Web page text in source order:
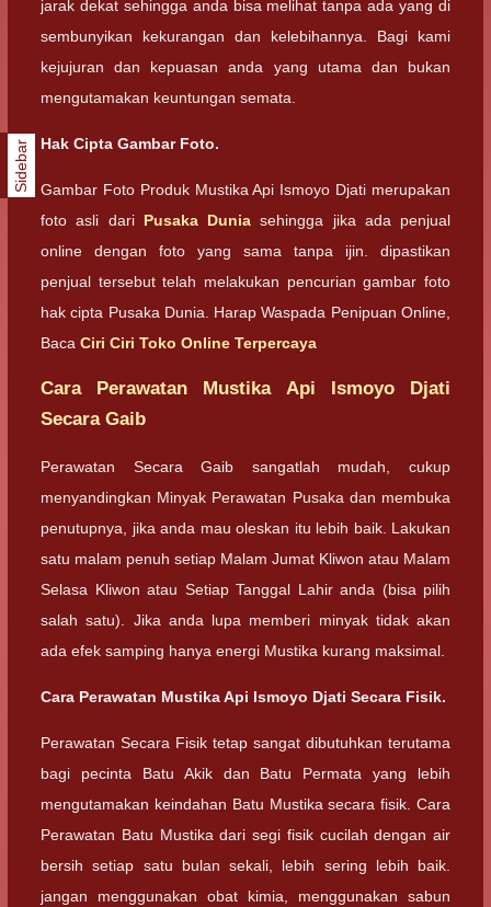
jarak dekat sehingga anda bisa melihat tanpa ada yang di
sembunyikan kekurangan dan kelebihannya. Bagi kami
kejujuran dan kepuasan anda yang utama dan bukan
mengutamakan keuntungan semata.
Hak Cipta Gambar Foto.
Gambar Foto Produk Mustika Api Ismoyo Djati merupakan
foto asli dari Pusaka Dunia sehingga jika ada penjual
online dengan foto yang sama tanpa ijin. dipastikan
penjual tersebut telah melakukan pencurian gambar foto
hak cipta Pusaka Dunia. Harap Waspada Penipuan Online,
Baca Ciri Ciri Toko Online Terpercaya
Cara Perawatan Mustika Api Ismoyo Djati
Secara Gaib
Perawatan Secara Gaib sangatlah mudah, cukup
menyandingkan Minyak Perawatan Pusaka dan membuka
penutupnya, jika anda mau oleskan itu lebih baik. Lakukan
satu malam penuh setiap Malam Jumat Kliwon atau Malam
Selasa Kliwon atau Setiap Tanggal Lahir anda (bisa pilih
salah satu). Jika anda lupa memberi minyak tidak akan
ada efek samping hanya energi Mustika kurang maksimal.
Cara Perawatan Mustika Api Ismoyo Djati Secara Fisik.
Perawatan Secara Fisik tetap sangat dibutuhkan terutama
bagi pecinta Batu Akik dan Batu Permata yang lebih
mengutamakan keindahan Batu Mustika secara fisik. Cara
Perawatan Batu Mustika dari segi fisik cucilah dengan air
bersih setiap satu bulan sekali, lebih sering lebih baik.
jangan menggunakan obat kimia, menggunakan sabun
Sidebar